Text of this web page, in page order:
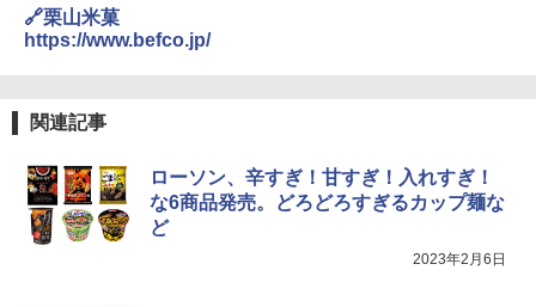
4
カップヌードル カップヌードルPRO シ
ーフードヌードル 高たんぱく&低糖質 さ
らに塩分控えめ 78g×12個
ーム調理 フラットテーブル トースト機
能 自動メニュー33種 簡単お手入れ ブラ
4
TOSHIBA(東芝) スチームオーブンレン
ジ 赤外線センサー ノンフライ調理 簡単
🔗栗山米菓
https://www.befco.jp/
関連記事
ローソン、辛すぎ！甘すぎ！入れすぎ！
な6商品発売。どろどろすぎるカップ麺な
ど
2023年2月6日